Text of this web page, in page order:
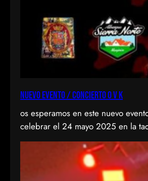
NUEVO EVENTO / CONCIERTO O V K
os esperamos en este nuevo
celebrar el 24 mayo 2025 en la
CSE de entrevias, en el Valle del
fantastikas bandas del punkrock ,
agranel y anti-idols . Todo por la